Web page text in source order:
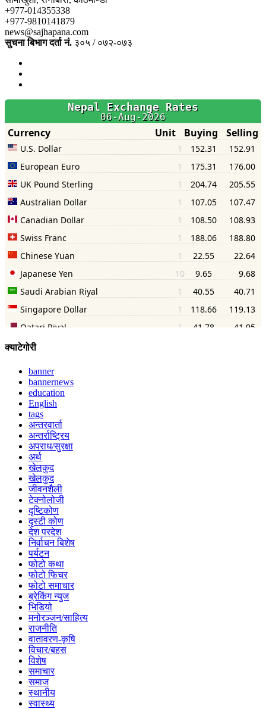
+977-014355338
+977-9810141879
news@sajhapana.com
सुचना बिभाग दर्ता नं. ३०५ / ०७२-०७३
क्याटेगोरी
banner
bannernews
education
English
tags
अन्तरवार्ता
अन्तर्राष्ट्रिय
अपराध/सुरक्षा
अर्थ
खेलकुद
खेलकुद
जीवनशैली
टेक्नोलोजी
दृष्टिकोण
दृस्टी कोण
देश परदेश
निर्वाचन बिशेष
पर्यटन
फोटो कथा
फोटो फिचर
फोटो समाचार
ब्रेकिंग न्युज
भिडियो
मनोरञ्जन/साहित्य
राजनीति
वातावरण-कृषि
विचार/बहस
विशेष
समाचार
समाज
स्थानीय
स्वास्थ्य